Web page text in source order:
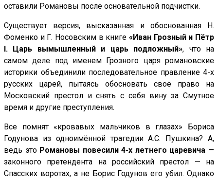
оставили Романовы после основательной подчистки.
Существует версия, высказанная и обоснованная Н.
Фоменко и Г. Носовским в книге «Иван Грозный и Пётр
I. Царь вымышленный и царь подложный», что на
самом деле под именем Грозного царя романовские
историки объединили последовательное правление 4-х
русских царей, пытаясь обосновать своё право на
Московский престол и снять с себя вину за Смутное
время и другие преступления.
Все помнят «кровавых мальчиков в глазах» Бориса
Годунова из одноимённой трагедии А.С. Пушкина? А,
ведь это Романовы повесили 4-х летнего царевича —
законного претендента на российский престол — на
Спасских воротах, а не Борис Годунов его убил. Однако